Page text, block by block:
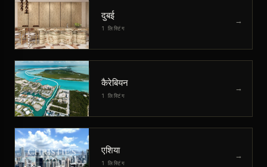
दुबई
1 लिस्टिंग
→
कैरेबियन
1 लिस्टिंग
→
एशिया
1 लिस्टिंग
→